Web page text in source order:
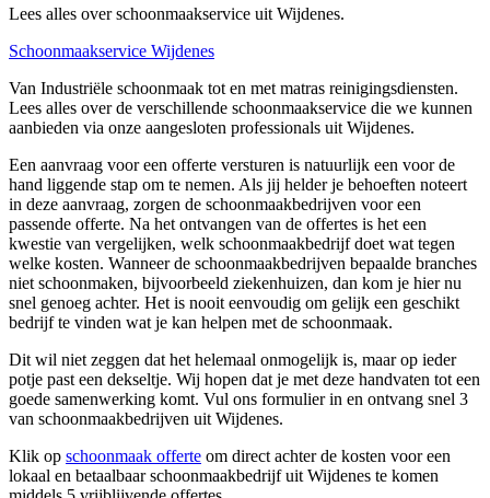
Lees alles over schoonmaakservice uit Wijdenes.
Schoonmaakservice Wijdenes
Van Industriële schoonmaak tot en met matras reinigingsdiensten.
Lees alles over de verschillende schoonmaakservice die we kunnen
aanbieden via onze aangesloten professionals uit Wijdenes.
Een aanvraag voor een offerte versturen is natuurlijk een voor de
hand liggende stap om te nemen. Als jij helder je behoeften noteert
in deze aanvraag, zorgen de schoonmaakbedrijven voor een
passende offerte. Na het ontvangen van de offertes is het een
kwestie van vergelijken, welk schoonmaakbedrijf doet wat tegen
welke kosten. Wanneer de schoonmaakbedrijven bepaalde branches
niet schoonmaken, bijvoorbeeld ziekenhuizen, dan kom je hier nu
snel genoeg achter. Het is nooit eenvoudig om gelijk een geschikt
bedrijf te vinden wat je kan helpen met de schoonmaak.
Dit wil niet zeggen dat het helemaal onmogelijk is, maar op ieder
potje past een dekseltje. Wij hopen dat je met deze handvaten tot een
goede samenwerking komt. Vul ons formulier in en ontvang snel 3
van schoonmaakbedrijven uit Wijdenes.
Klik op schoonmaak offerte om direct achter de kosten voor een
lokaal en betaalbaar schoonmaakbedrijf uit Wijdenes te komen